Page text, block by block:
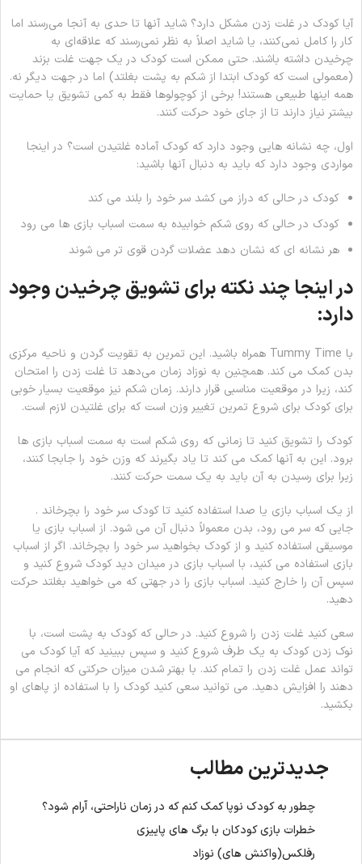
آیا کودک در غلت زدن مشکل دارد؟ شاید آنها تا حدی به آنجا می‌رسند اما
کار را کامل نمی‌کنند، یا شاید اصلاً به نظر نمی‌رسند که علاقه‌ای به
چرخیدن داشته باشند. حتی ممکن است کودک در یک جهت غلت بزند
(معمولی است که کودک ابتدا از شکم به پشت بغلتد) اما در جهت دیگر نه.
همه اینها طبیعی هستند! برخی از کوچولوها فقط به کمی تشویق یا حمایت
بیشتر نیاز دارند تا از جای خود حرکت کنند.
اول، چه نشانه هایی وجود دارد که کودک آماده غلتیدن است؟ در اینجا
مواردی وجود دارد که باید به دنبال آنها باشید:
کودک در حالی که دراز می کشد سر خود را بلند می کند
کودک در حالی که روی شکم خوابیده به سمت اسباب بازی ها می رود
هر نشانه ای که نشان دهد عضلات گردن قوی تر می شوند
در اینجا چند نکته برای تشویق چرخیدن وجود
دارد:
با Tummy Time همراه باشید. این تمرین به تقویت گردن و ناحیه مرکزی
بدن کمک می کند. همچنین به نوزاد زمان می‌دهد تا غلت زدن را امتحان
کند، زیرا در موقعیت مناسبی قرار دارند. زمان شکم نیز موقعیت بسیار خوبی
برای کودک برای شروع تمرین تغییر وزن است که برای غلتیدن لازم است.
کودک را تشویق کنید تا زمانی که روی شکم است به سمت اسباب بازی ها
برود. این به آنها کمک می کند تا یاد بگیرند که وزن خود را جابجا کنند،
زیرا برای رسیدن به آن باید به یک سمت حرکت کنند.
از یک اسباب بازی یا صدا استفاده کنید تا کودک سر خود را بچرخاند .
جایی که سر می رود، بدن معمولاً دنبال آن می شود. از اسباب بازی یا
موسیقی استفاده کنید و از کودک بخواهید سر خود را بچرخاند. اگر از اسباب
بازی استفاده می کنید، با اسباب بازی در میدان دید کودک شروع کنید و
سپس آن را خارج کنید. اسباب بازی را در جهتی که می خواهید بغلتد حرکت
دهید.
سعی کنید غلت زدن را شروع کنید. در حالی که کودک به پشت است، با
نوک زدن کودک به یک طرف شروع کنید و سپس ببینید که آیا کودک می
تواند عمل غلت زدن را تمام کند. با بهتر شدن میزان حرکتی که انجام می
دهند را افزایش دهید. می توانید سعی کنید کودک را با استفاده از پاهای او
بکشید.
جدیدترین مطالب
چطور به کودک نوپا کمک کنم که در زمان ناراحتی، آرام شود؟
خطرات بازی کودکان با برگ های پاییزی
رفلکس(واکنش های) نوزاد